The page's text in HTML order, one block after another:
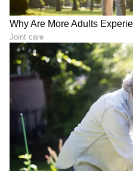
ಗಾಳಿ ಇಲ್ಲದಿದ್ರೂ, ಎಣ್ಣೆ,ಬತ್ತಿ
ಸರಿಯಾಗಿದ್ರೂ ದೀಪ
ಆರುತ್ತಿದೆಯಾ? ಇದು ಯಾವುದರ
ಮುನ್ಸೂಚನೆ ಗೊತ್ತಾ?
LATEST VIDEOS
"ರಾಜಕೀಯ ಬೇಡ,
ಕನಕೋತ್ಸವದಲ್ಲಿ ರಿಷಬ್
Shetty speech |